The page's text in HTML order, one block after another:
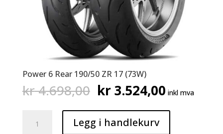
Power 6 Rear 190/50 ZR 17 (73W)
kr4.698,00 Opprinnelig
pris
var:
kr 4.698,00.
kr3.524,00
pris
er:
inkl mva
Legg i handlekurv